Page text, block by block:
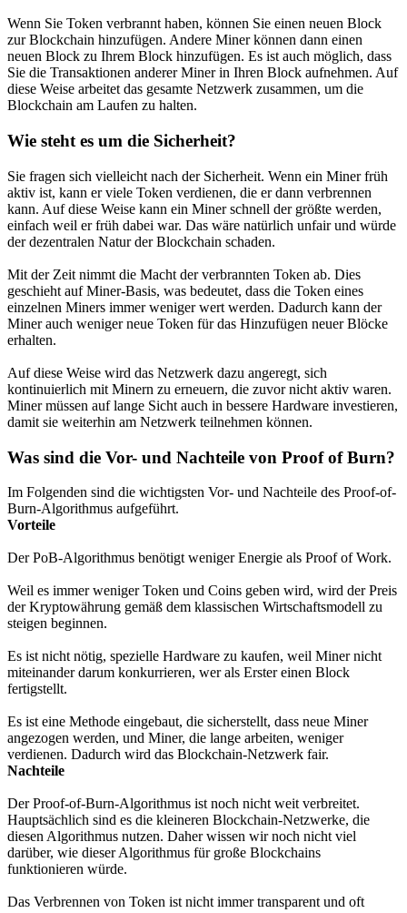
Wenn Sie Token verbrannt haben, können Sie einen neuen Block
zur Blockchain hinzufügen. Andere Miner können dann einen
neuen Block zu Ihrem Block hinzufügen. Es ist auch möglich, dass
Sie die Transaktionen anderer Miner in Ihren Block aufnehmen. Auf
diese Weise arbeitet das gesamte Netzwerk zusammen, um die
Blockchain am Laufen zu halten.
Wie steht es um die Sicherheit?
Sie fragen sich vielleicht nach der Sicherheit. Wenn ein Miner früh
aktiv ist, kann er viele Token verdienen, die er dann verbrennen
kann. Auf diese Weise kann ein Miner schnell der größte werden,
einfach weil er früh dabei war. Das wäre natürlich unfair und würde
der dezentralen Natur der Blockchain schaden.
Mit der Zeit nimmt die Macht der verbrannten Token ab. Dies
geschieht auf Miner-Basis, was bedeutet, dass die Token eines
einzelnen Miners immer weniger wert werden. Dadurch kann der
Miner auch weniger neue Token für das Hinzufügen neuer Blöcke
erhalten.
Auf diese Weise wird das Netzwerk dazu angeregt, sich
kontinuierlich mit Minern zu erneuern, die zuvor nicht aktiv waren.
Miner müssen auf lange Sicht auch in bessere Hardware investieren,
damit sie weiterhin am Netzwerk teilnehmen können.
Was sind die Vor- und Nachteile von Proof of Burn?
Im Folgenden sind die wichtigsten Vor- und Nachteile des Proof-of-
Burn-Algorithmus aufgeführt.
Vorteile
Der PoB-Algorithmus benötigt weniger Energie als Proof of Work.
Weil es immer weniger Token und Coins geben wird, wird der Preis
der Kryptowährung gemäß dem klassischen Wirtschaftsmodell zu
steigen beginnen.
Es ist nicht nötig, spezielle Hardware zu kaufen, weil Miner nicht
miteinander darum konkurrieren, wer als Erster einen Block
fertigstellt.
Es ist eine Methode eingebaut, die sicherstellt, dass neue Miner
angezogen werden, und Miner, die lange arbeiten, weniger
verdienen. Dadurch wird das Blockchain-Netzwerk fair.
Nachteile
Der Proof-of-Burn-Algorithmus ist noch nicht weit verbreitet.
Hauptsächlich sind es die kleineren Blockchain-Netzwerke, die
diesen Algorithmus nutzen. Daher wissen wir noch nicht viel
darüber, wie dieser Algorithmus für große Blockchains
funktionieren würde.
Das Verbrennen von Token ist nicht immer transparent und oft